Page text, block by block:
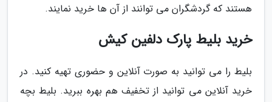
هستند که گردشگران می توانند از آن ها خرید نمایند.
خرید بلیط پارک دلفین کیش
بلیط را می توانید به صورت آنلاین و حضوری تهیه کنید. در
خرید آنلاین می توانید از تخفیف هم بهره ببرید. بلیط بچه